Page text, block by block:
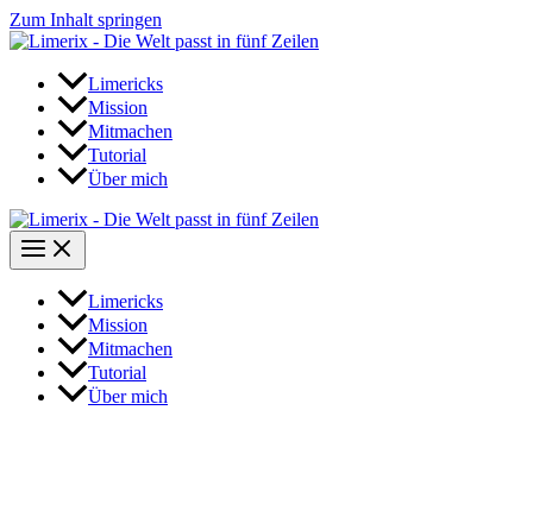
Zum Inhalt springen
Limericks
Mission
Mitmachen
Tutorial
Über mich
Limericks
Mission
Mitmachen
Tutorial
Über mich